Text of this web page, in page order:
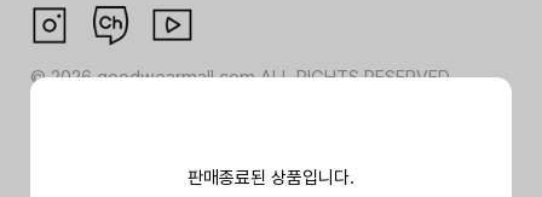
판매종료된 상품입니다.
©2026goodwearmall.com ALL RIGHTS RESERVED